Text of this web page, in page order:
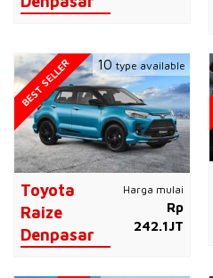
Toyota
Raize
Denpasar
Harga mulai
Rp
242.1JT
BEST SELLER 10 type available